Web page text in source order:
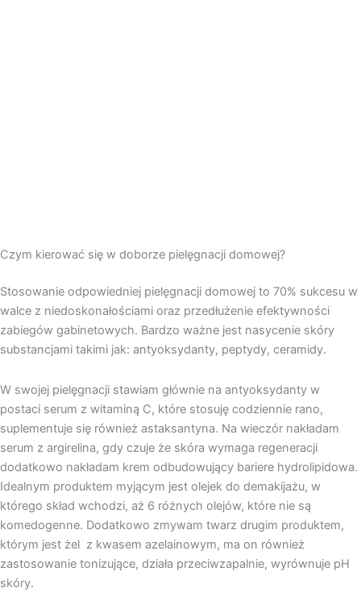
Czym kierować się w doborze pielęgnacji domowej?
Stosowanie odpowiedniej pielęgnacji domowej to 70% sukcesu w
walce z niedoskonałościami oraz przedłużenie efektywności
zabiegów gabinetowych. Bardzo ważne jest nasycenie skóry
substancjami takimi jak: antyoksydanty, peptydy, ceramidy.
W swojej pielęgnacji stawiam głównie na antyoksydanty w
postaci serum z witaminą C, które stosuję codziennie rano,
suplementuje się również astaksantyna. Na wieczór nakładam
serum z argirelina, gdy czuje że skóra wymaga regeneracji
dodatkowo nakładam krem odbudowujący bariere hydrolipidowa.
Idealnym produktem myjącym jest olejek do demakijażu, w
którego skład wchodzi, aż 6 różnych olejów, które nie są
komedogenne. Dodatkowo zmywam twarz drugim produktem,
którym jest żel z kwasem azelainowym, ma on również
zastosowanie tonizujące, działa przeciwzapalnie, wyrównuje pH
skóry.